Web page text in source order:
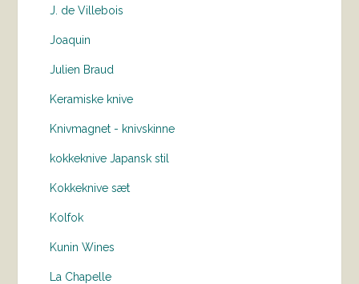
J. de Villebois
Joaquin
Julien Braud
Keramiske knive
Knivmagnet - knivskinne
kokkeknive Japansk stil
Kokkeknive sæt
Kolfok
Kunin Wines
La Chapelle